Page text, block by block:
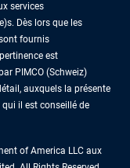
services
Dès lors que les
fournis
est
PIMCO (Schweiz)
auxquels la présente
il est conseillé de
of America LLC aux